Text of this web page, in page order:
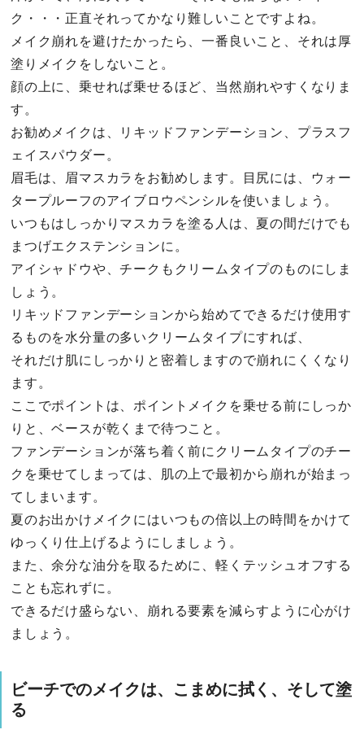
ク・・・正直それってかなり難しいことですよね。
メイク崩れを避けたかったら、一番良いこと、それは厚
塗りメイクをしないこと。
顔の上に、乗せれば乗せるほど、当然崩れやすくなりま
す。
お勧めメイクは、リキッドファンデーション、プラスフ
ェイスパウダー。
眉毛は、眉マスカラをお勧めします。目尻には、ウォー
タープルーフのアイブロウペンシルを使いましょう。
いつもはしっかりマスカラを塗る人は、夏の間だけでも
まつげエクステンションに。
アイシャドウや、チークもクリームタイプのものにしま
しょう。
リキッドファンデーションから始めてできるだけ使用す
るものを水分量の多いクリームタイプにすれば、
それだけ肌にしっかりと密着しますので崩れにくくなり
ます。
ここでポイントは、ポイントメイクを乗せる前にしっか
りと、ベースが乾くまで待つこと。
ファンデーションが落ち着く前にクリームタイプのチー
クを乗せてしまっては、肌の上で最初から崩れが始まっ
てしまいます。
夏のお出かけメイクにはいつもの倍以上の時間をかけて
ゆっくり仕上げるようにしましょう。
また、余分な油分を取るために、軽くテッシュオフする
ことも忘れずに。
できるだけ盛らない、崩れる要素を減らすように心がけ
ましょう。
ビーチでのメイクは、こまめに拭く、そして塗
る